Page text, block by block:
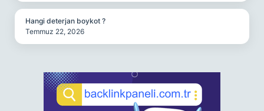
Hangi deterjan boykot ?
Temmuz 22, 2026